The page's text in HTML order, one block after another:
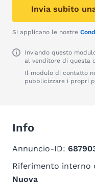
Invia subito
Si applicano le nostre
Inviando questo
al venditore di questa
Il modulo di contatto
pubblicizzare i propri
Info
Annuncio-ID:
Riferimento interno
Nuova